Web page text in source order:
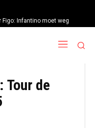
Figo: Infantino moet weg
Tour de